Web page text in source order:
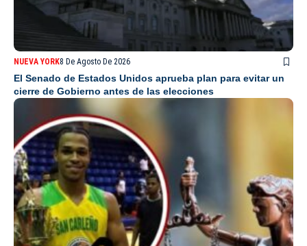
NUEVA YORK8 De Agosto De 2026
El Senado de Estados Unidos aprueba plan para evitar un
cierre de Gobierno antes de las elecciones